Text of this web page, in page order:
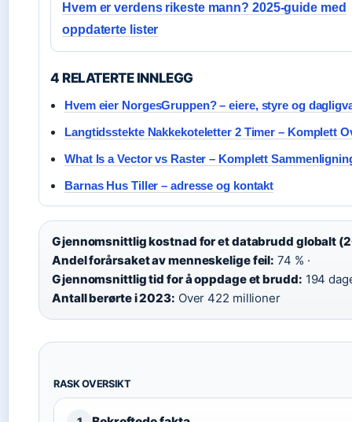
Hvem er verdens rikeste mann? 2025-guide med
oppdaterte lister
4 RELATERTE INNLEGG
Hvem eier NorgesGruppen? – eiere, styre og
Langtidsstekte Nakkekoteletter 2 Timer – Komplett
What Is a Vector vs Raster – Komplett
Barnas Hus Tiller – adresse og kontakt
Gjennomsnittlig kostnad for et databrudd globalt
Andel forårsaket av menneskelige feil: 74 % ·
Gjennomsnittlig tid for å oppdage et brudd: 194
Antall berørte i 2023: Over 422 millioner
RASK OVERSIKT